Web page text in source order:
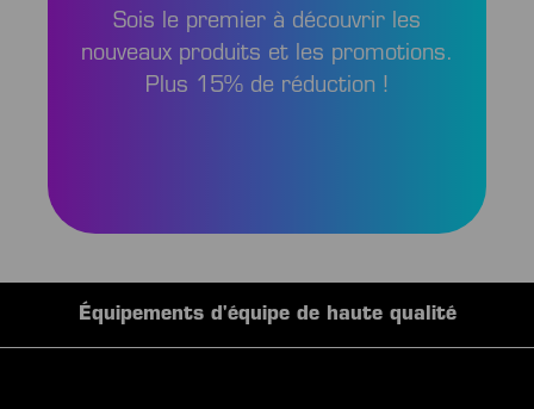
Sois le premier à découvrir les
nouveaux produits et les promotions.
Plus 15% de réduction !
Équipements d'équipe de haute qualité